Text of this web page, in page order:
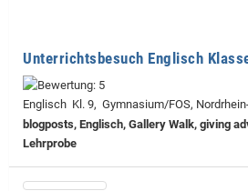
Unterrichtsbesuch Englisch
Englisch Kl. 9, Gymnasium/FOS,
blogposts, Englisch, Gallery Walk, giving
Lehrprobe